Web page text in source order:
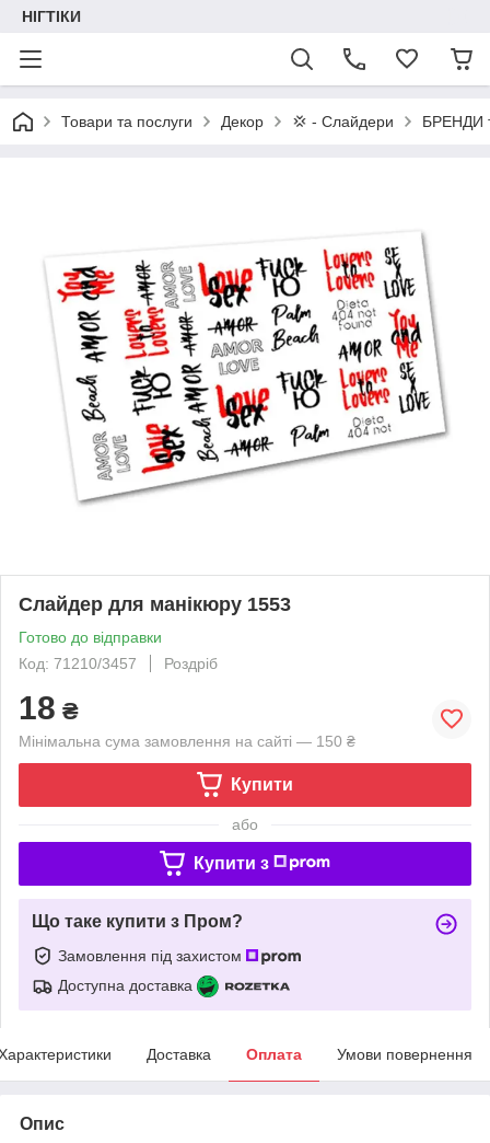
НІГТІКИ
Товари та послуги Декор 💢 - Слайдери БРЕНДИ
Слайдер для манікюру 1553
Готово до відправки
Код: 71210/3457
Роздріб
18 ₴
Мінімальна сума замовлення на сайті — 150 ₴
Купити
або
Купити з
Що таке купити з Пром?
Замовлення під захистом
Доступна доставка
Доставка Оплата Умови повернення
Опис